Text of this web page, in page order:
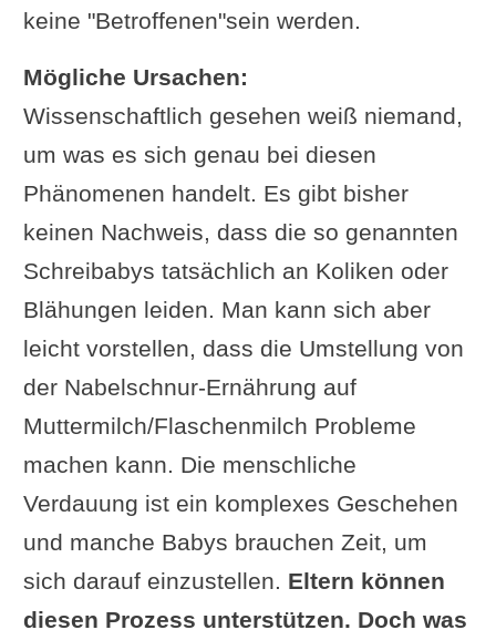
keine "Betroffenen"sein werden.
Mögliche Ursachen:
Wissenschaftlich gesehen weiß niemand,
um was es sich genau bei diesen
Phänomenen handelt. Es gibt bisher
keinen Nachweis, dass die so genannten
Schreibabys tatsächlich an Koliken oder
Blähungen leiden. Man kann sich aber
leicht vorstellen, dass die Umstellung von
der Nabelschnur-Ernährung auf
Muttermilch/Flaschenmilch Probleme
machen kann. Die menschliche
Verdauung ist ein komplexes Geschehen
und manche Babys brauchen Zeit, um
sich darauf einzustellen. Eltern können
diesen Prozess unterstützen. Doch was